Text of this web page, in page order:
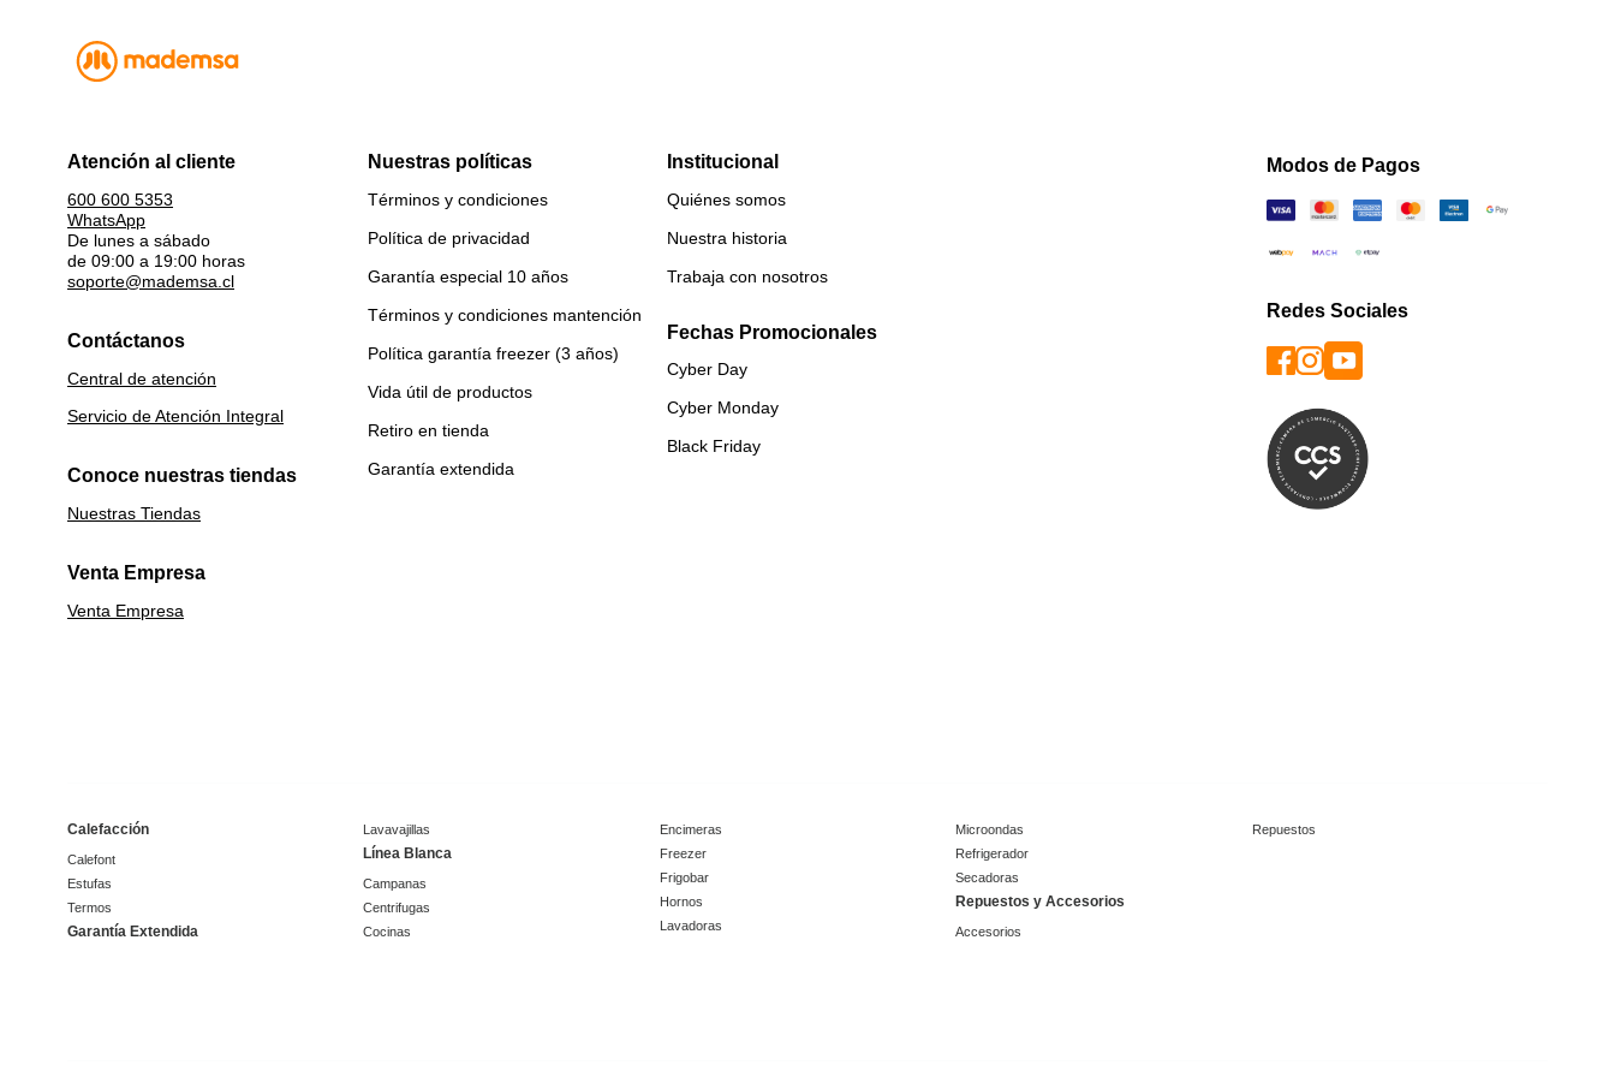
Atención al cliente
600 600 5353
WhatsApp
De lunes a sábado
de 09:00 a 19:00 horas
soporte@mademsa.cl
Contáctanos
Central de atención
Servicio de Atención Integral
Conoce nuestras tiendas
Nuestras Tiendas
Venta Empresa
Venta Empresa
Nuestras políticas
Términos y condiciones
Política de privacidad
Garantía especial 10 años
Términos y condiciones mantención
Política garantía freezer (3 años)
Vida útil de productos
Retiro en tienda
Garantía extendida
Institucional
Quiénes somos
Nuestra historia
Trabaja con nosotros
Fechas Promocionales
Cyber Day
Cyber Monday
Black Friday
Modos de Pagos
Redes Sociales
Calefacción
Calefont
Estufas
Termos
Garantía Extendida
Lavavajillas
Línea Blanca
Campanas
Centrifugas
Cocinas
Encimeras
Freezer
Frigobar
Hornos
Lavadoras
Microondas
Refrigerador
Secadoras
Repuestos y Accesorios
Accesorios
Repuestos